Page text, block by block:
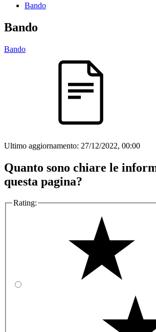
Bando
Bando
Bando
Ultimo aggiornamento: 27/12/2022, 00:00
Quanto sono chiare le
questa pagina?
Rating: